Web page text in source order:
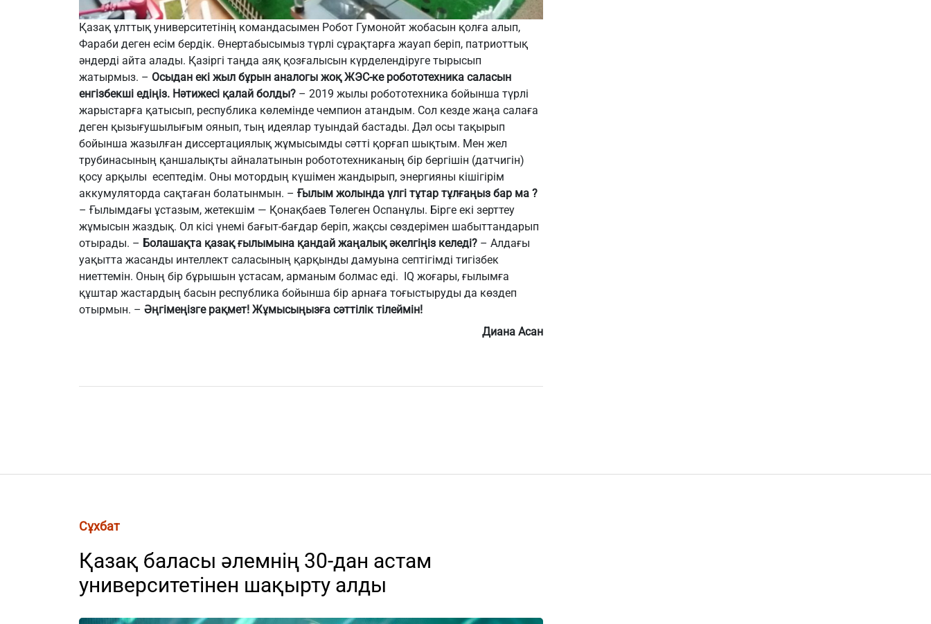
Қазақ ұлттық университетінің командасымен Робот Гумонойт жобасын қолға алып,
Фараби деген есім бердік. Өнертабысымыз түрлі сұрақтарға жауап беріп, патриоттық
әндерді айта алады. Қазіргі таңда аяқ қозғалысын күрделендіруге тырысып
жатырмыз. – Осыдан екі жыл бұрын аналогы жоқ ЖЭС-ке робототехника саласын
енгізбекші едіңіз. Нәтижесі қалай болды? – 2019 жылы робототехника бойынша түрлі
жарыстарға қатысып, республика көлемінде чемпион атандым. Сол кезде жаңа салаға
деген қызығушылығым оянып, тың идеялар туындай бастады. Дәл осы тақырып
бойынша жазылған диссертациялық жұмысымды сәтті қорғап шықтым. Мен жел
трубинасының қаншалықты айналатынын робототехниканың бір бергішін (датчигін)
қосу арқылы есептедім. Оны мотордың күшімен жандырып, энергияны кішігірім
аккумуляторда сақтаған болатынмын. – Ғылым жолында үлгі тұтар тұлғаңыз бар ма ?
– Ғылымдағы ұстазым, жетекшім — Қонақбаев Төлеген Оспанұлы. Бірге екі зерттеу
жұмысын жаздық. Ол кісі үнемі бағыт-бағдар беріп, жақсы сөздерімен шабыттандарып
отырады. – Болашақта қазақ ғылымына қандай жаңалық әкелгіңіз келеді? – Алдағы
уақытта жасанды интеллект саласының қарқынды дамуына септігімді тигізбек
ниеттемін. Оның бір бұрышын ұстасам, арманым болмас еді. IQ жоғары, ғылымға
құштар жастардың басын республика бойынша бір арнаға тоғыстыруды да көздеп
отырмын. – Әңгімеңізге рақмет! Жұмысыңызға сәттілік тілеймін!
Диана Асан
Сұхбат
Қазақ баласы әлемнің 30-дан астам
университетінен шақырту алды